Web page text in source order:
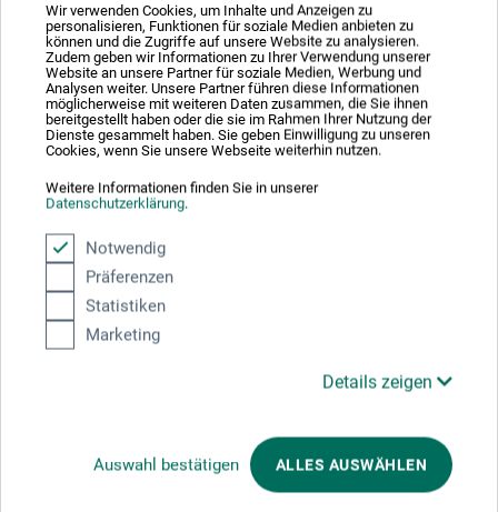
Wir verwenden Cookies, um Inhalte und Anzeigen zu
personalisieren, Funktionen für soziale Medien anbieten zu
können und die Zugriffe auf unsere Website zu analysieren.
Zudem geben wir Informationen zu Ihrer Verwendung unserer
Website an unsere Partner für soziale Medien, Werbung und
Analysen weiter. Unsere Partner führen diese Informationen
möglicherweise mit weiteren Daten zusammen, die Sie ihnen
bereitgestellt haben oder die sie im Rahmen Ihrer Nutzung der
Dienste gesammelt haben. Sie geben Einwilligung zu unseren
Cookies, wenn Sie unsere Webseite weiterhin nutzen.
Weitere Informationen finden Sie in unserer
Datenschutzerklärung.
Notwendig
Präferenzen
Statistiken
Marketing
Details zeigen
Auswahl bestätigen ALLES AUSWÄHLEN
ab9,45 EUR *
1 l = 37,80 EUR / (netto: 31,76 EUR)
zzgl. Versandkosten